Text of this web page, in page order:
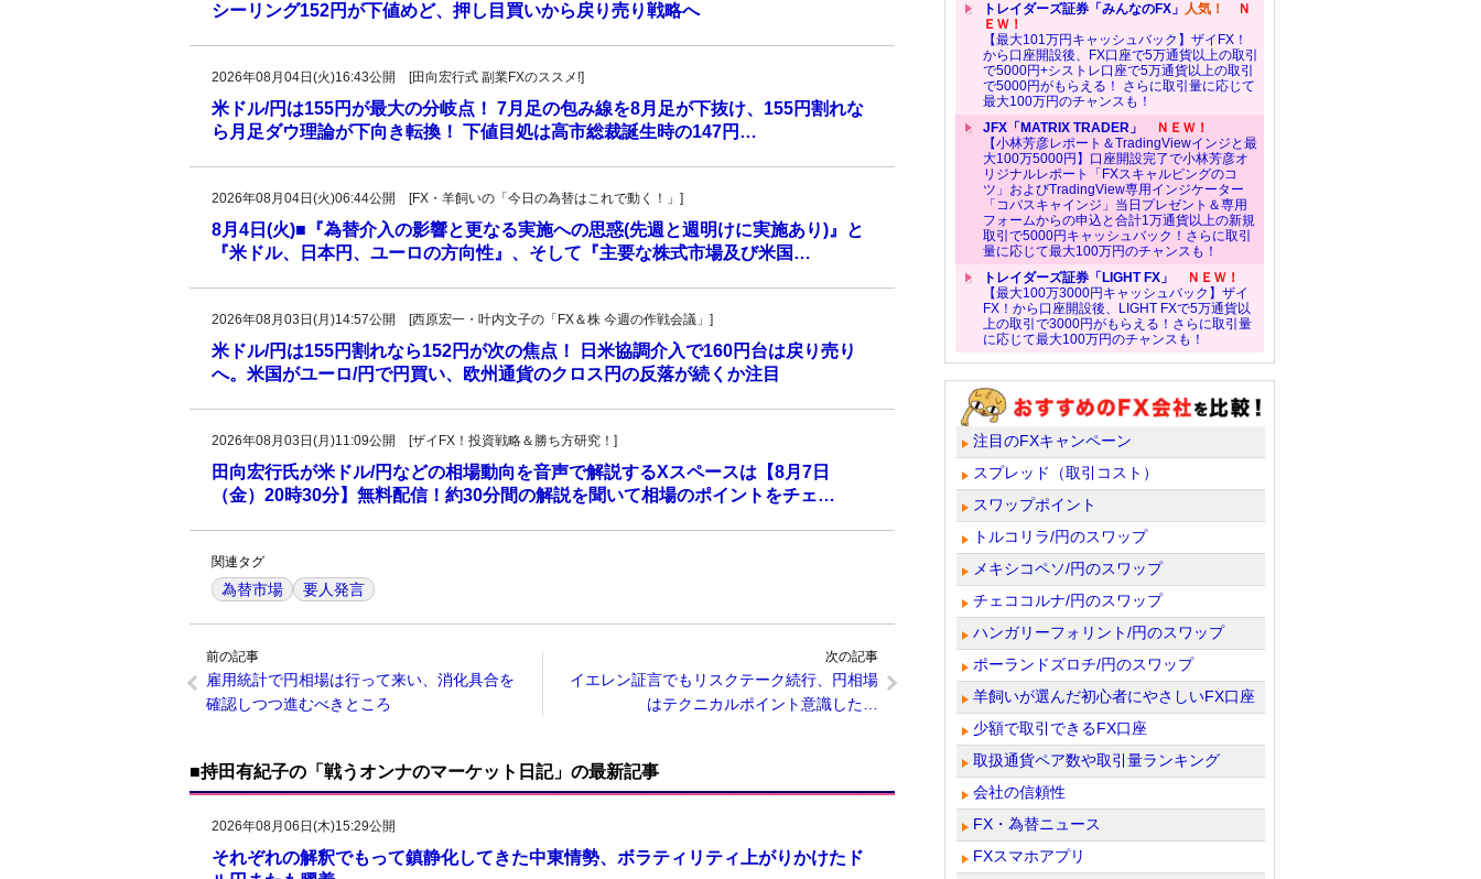
シーリング152円が下値めど、押し目買いから戻り売り戦略へ
2026年08月04日(火)16:43公開 [田向宏行式 副業FXのススメ!]
米ドル/円は155円が最大の分岐点！ 7月足の包み線を8月足が下抜け、155円割れな
ら月足ダウ理論が下向き転換！ 下値目処は高市総裁誕生時の147円…
2026年08月04日(火)06:44公開 [FX・羊飼いの「今日の為替はこれで動く！」]
8月4日(火)■『為替介入の影響と更なる実施への思惑(先週と週明けに実施あり)』と
『米ドル、日本円、ユーロの方向性』、そして『主要な株式市場及び米国…
2026年08月03日(月)14:57公開 [西原宏一・叶内文子の「FX＆株 今週の作戦会議」]
米ドル/円は155円割れなら152円が次の焦点！ 日米協調介入で160円台は戻り売り
へ。米国がユーロ/円で円買い、欧州通貨のクロス円の反落が続くか注目
2026年08月03日(月)11:09公開 [ザイFX！投資戦略＆勝ち方研究！]
田向宏行氏が米ドル/円などの相場動向を音声で解説するXスペースは【8月7日
（金）20時30分】無料配信！約30分間の解説を聞いて相場のポイントをチェ…
関連タグ
為替市場 要人発言
前の記事
雇用統計で円相場は行って来い、消化具合を
確認しつつ進むべきところ
次の記事
イエレン証言でもリスクテーク続行、円相場
はテクニカルポイント意識した…
■持田有紀子の「戦うオンナのマーケット日記」の最新記事
2026年08月06日(木)15:29公開
それぞれの解釈でもって鎮静化してきた中東情勢、ボラティリティ上がりかけたド
トレイダーズ証券「みんなのFX」 人気！
Ｎ
ＥＷ！
【最大101万円キャッシュバック】ザイFX！
から口座開設後、FX口座で5万通貨以上の取引
で5000円+シストレ口座で5万通貨以上の取引
で5000円がもらえる！ さらに取引量に応じて
最大100万円のチャンスも！
JFX「MATRIX TRADER」
ＮＥＷ！
【小林芳彦レポート＆TradingViewインジと最
大100万5000円】口座開設完了で小林芳彦オ
リジナルレポート「FXスキャルピングのコ
ツ」およびTradingView専用インジケーター
「コバスキャインジ」当日プレゼント＆専用
フォームからの申込と合計1万通貨以上の新規
取引で5000円キャッシュバック！さらに取引
量に応じて最大100万円のチャンスも！
トレイダーズ証券「LIGHT FX」
ＮＥＷ！
【最大100万3000円キャッシュバック】ザイ
FX！から口座開設後、LIGHT FXで5万通貨以
上の取引で3000円がもらえる！さらに取引量
に応じて最大100万円のチャンスも！
注目のFXキャンペーン
スプレッド（取引コスト）
スワップポイント
トルコリラ/円のスワップ
メキシコペソ/円のスワップ
チェココルナ/円のスワップ
ハンガリーフォリント/円のスワップ
ポーランドズロチ/円のスワップ
羊飼いが選んだ初心者にやさしいFX口座
少額で取引できるFX口座
取扱通貨ペア数や取引量ランキング
会社の信頼性
FX・為替ニュース
FXスマホアプリ